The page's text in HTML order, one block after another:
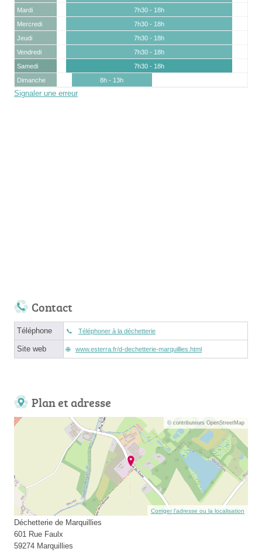
Mardi
7h30 - 18h
Mercredi
7h30 - 18h
Jeudi
7h30 - 18h
Vendredi
7h30 - 18h
Samedi
7h30 - 18h
Dimanche
8h - 13h
Signaler une erreur
Contact
Téléphone Téléphoner à la déchetterie
Site web www.esterra.fr/d-dechetterie-marquillies.html
Plan et adresse
© contributeurs OpenStreetMap
Corriger l’adresse ou la localisation
Déchetterie de Marquillies
601 Rue Faulx
59274 Marquillies